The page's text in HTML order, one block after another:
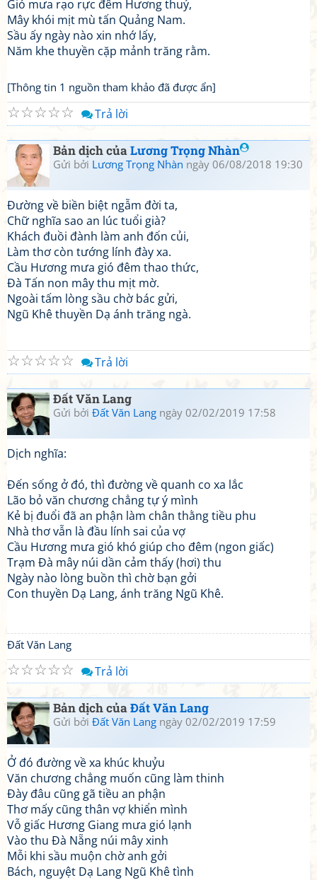
Gió mưa rạo rực đêm Hương thuỷ,
Mây khói mịt mù tấn Quảng Nam.
Sầu ấy ngày nào xin nhớ lấy,
Năm khe thuyền cặp mảnh trăng rằm.
[Thông tin 1 nguồn tham khảo đã được ẩn]
☆
☆
☆
☆
☆ Trả lời
Bản dịch củaLương Trọng Nhàn
Gửi bởi Lương Trọng Nhàn ngày 06/08/2018 19:30
Đường về biền biệt ngẫm đời ta,
Chữ nghĩa sao an lúc tuổi già?
Khách đuồi đành làm anh đốn củi,
Làm thơ còn tướng lính đày xa.
Cầu Hương mưa gió đêm thao thức,
Đà Tấn non mây thu mịt mờ.
Ngoài tấm lòng sầu chờ bác gửi,
Ngũ Khê thuyền Dạ ánh trăng ngà.
☆
☆
☆
☆
☆ Trả lời
Đất Văn Lang
Gửi bởi Đất Văn Lang ngày 02/02/2019 17:58
Dịch nghĩa:
Đến sống ở đó, thì đường về quanh co xa lắc
Lão bỏ văn chương chẳng tự ý mình
Kẻ bị đuổi đã an phận làm chân thằng tiều phu
Nhà thơ vẫn là đầu lính sai của vợ
Cầu Hương mưa gió khó giúp cho đêm (ngon giấc)
Trạm Đà mây núi dần cảm thấy (hơi) thu
Ngày nào lòng buồn thì chờ bạn gởi
Con thuyền Dạ Lang, ánh trăng Ngũ Khê.
Đất Văn Lang
☆
☆
☆
☆
☆ Trả lời
Bản dịch củaĐất Văn Lang
Gửi bởi Đất Văn Lang ngày 02/02/2019 17:59
Ở đó đường về xa khúc khuỷu
Văn chương chẳng muốn cũng làm thinh
Đày đâu cũng gã tiều an phận
Thơ mấy cũng thân vợ khiển mình
Vỗ giấc Hương Giang mưa gió lạnh
Vào thu Đà Nẵng núi mây xinh
Mỗi khi sầu muộn chờ anh gởi
Bách, nguyệt Dạ Lang Ngũ Khê tình